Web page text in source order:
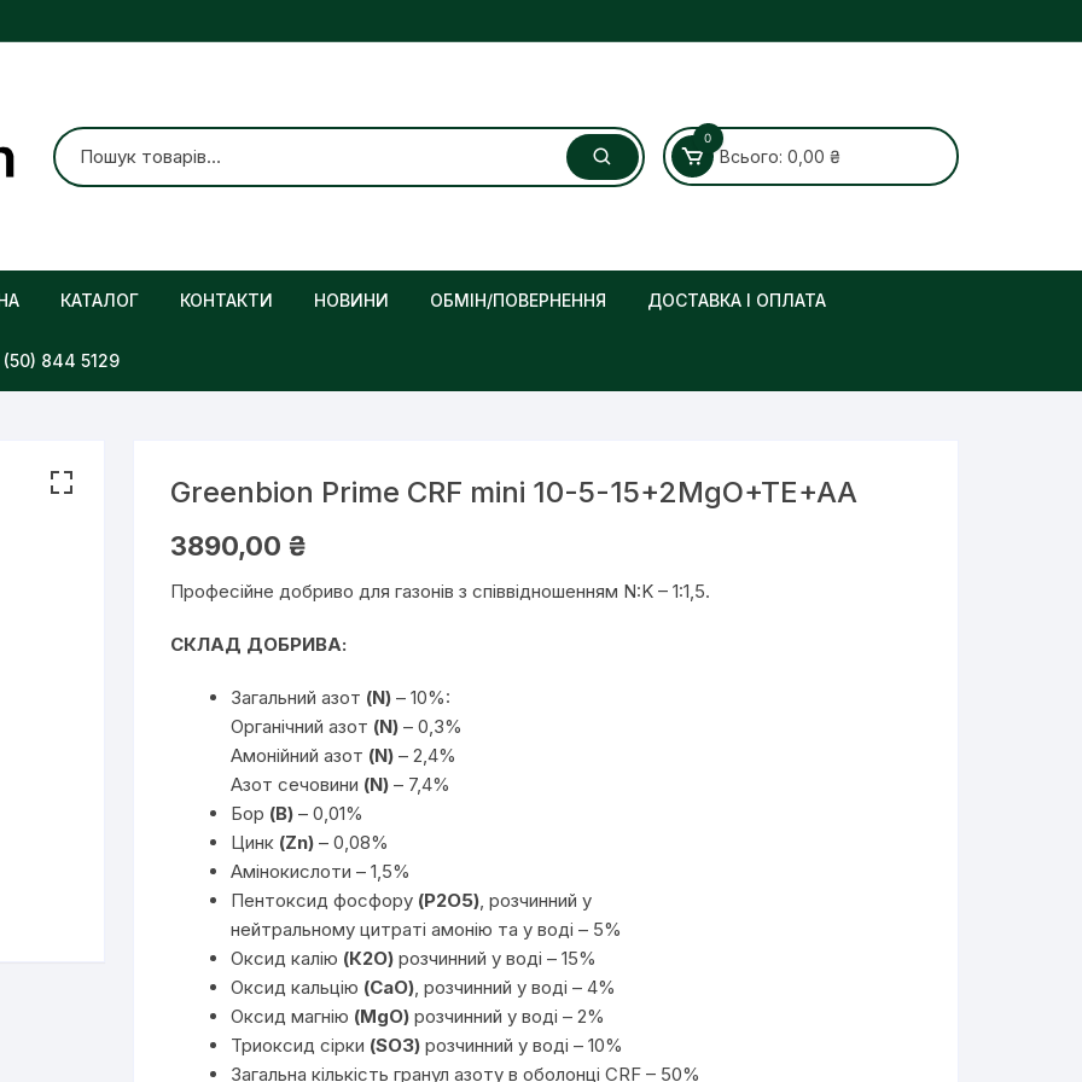
0
Всього: 0,00 ₴
КАТАЛОГ КОНТАКТИ НОВИНИ ОБМІН/ПОВЕРНЕННЯ ДОСТАВКА І ОПЛАТА
844 5129
Greenbion Prime CRF mini 10-5-15+2MgO+TE+AA
3890,00 ₴
Професійне добриво для газонів з співвідношенням N:K – 1:1,5.
СКЛАД ДОБРИВА:
Загальний азот (N) – 10%:
Органічний азот (N) – 0,3%
Амонійний азот (N) – 2,4%
Азот сечовини (N) – 7,4%
Бор (В) – 0,01%
Цинк (Zn) – 0,08%
Амінокислоти – 1,5%
Пентоксид фосфору (P2O5), розчинний у
нейтральному цитраті амонію та у воді – 5%
Оксид калію (К2О) розчинний у воді – 15%
Оксид кальцію (CaO), розчинний у воді – 4%
Оксид магнію (MgO) розчинний у воді – 2%
Триоксид сірки (SO3) розчинний у воді – 10%
Загальна кількість гранул азоту в оболонці CRF – 50%